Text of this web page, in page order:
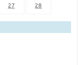
27 28